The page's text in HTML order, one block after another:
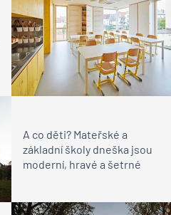
A co děti? Mateřské a
základní školy dneška jsou
moderní, hravé a šetrné